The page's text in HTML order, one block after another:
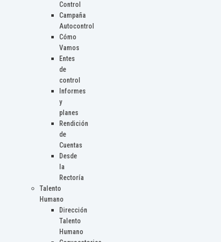
Control
Campaña
Autocontrol
Cómo
Vamos
Entes
de
control
Informes
y
planes
Rendición
de
Cuentas
Desde
la
Rectoría
Talento
Humano
Dirección
Talento
Humano